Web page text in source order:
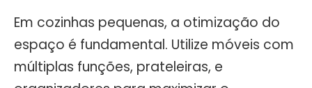
Em cozinhas pequenas, a otimização do
espaço é fundamental. Utilize móveis com
múltiplas funções, prateleiras, e